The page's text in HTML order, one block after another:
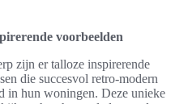
voorbeelden
zijn er talloze inspirerende
die succesvol retro-modern
in hun woningen. Deze unieke